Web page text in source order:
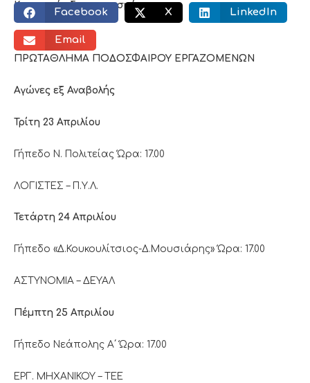
Κοινωνικός διαμοιρασμός:
Facebook X LinkedIn
Email
ΠΡΩΤΑΘΛΗΜΑ ΠΟΔΟΣΦΑΙΡΟΥ ΕΡΓΑΖΟΜΕΝΩΝ
Αγώνες εξ Αναβολής
Τρίτη 23 Απριλίου
Γήπεδο Ν. Πολιτείας Ώρα: 17.00
ΛΟΓΙΣΤΕΣ – Π.Υ.Λ.
Τετάρτη 24 Απριλίου
Γήπεδο «Δ.Κουκουλίτσιος-Δ.Μουσιάρης» Ώρα: 17.00
ΑΣΤΥΝΟΜΙΑ – ΔΕΥΑΛ
Πέμπτη 25 Απριλίου
Γήπεδο Νεάπολης Α΄ Ώρα: 17.00
ΕΡΓ. ΜΗΧΑΝΙΚΟΥ – ΤΕΕ